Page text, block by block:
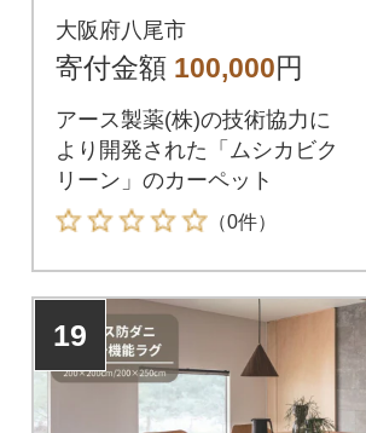
ニ・防カビ・抗菌の
マルチ機能無地ラグ
大阪府八尾市
寄付金額 100,000円
アース製薬(株)の技術協力に
より開発された「ムシカビク
リーン」のカーペット
（0件）
19